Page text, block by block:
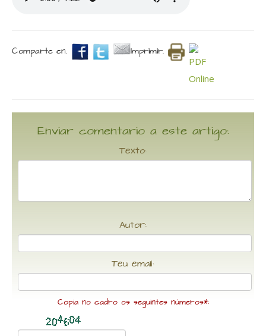
Comparte en. Imprimir.
Enviar comentario a este artigo:
Texto:
Autor:
Teu email:
Copia no cadro os seguintes números*: